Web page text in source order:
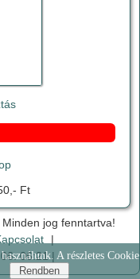
Ft
A részletes Cookie
jog fenntartva!
|
06:21 |